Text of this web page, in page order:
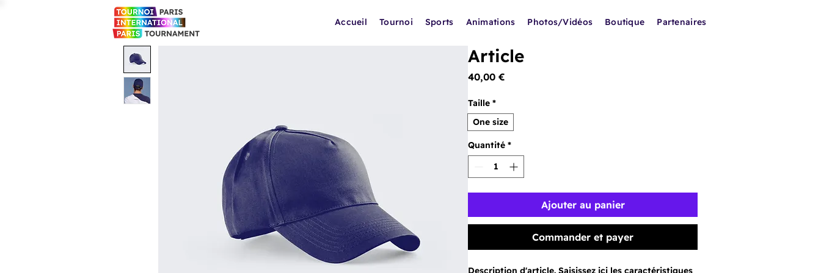
Accueil Tournoi Sports Animations Photos/Vidéos Boutique Partenaires
Article
40,00 €
Taille *
One size
Quantité *
Ajouter au panier
Commander et payer
Description d'article. Saisissez ici les caractéristiques